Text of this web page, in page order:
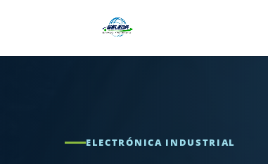
ELECTRÓNICA INDUSTRIAL